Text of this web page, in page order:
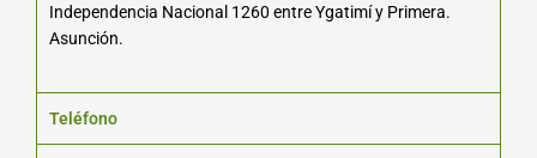
Independencia Nacional 1260 entre Ygatimí y Primera.
Asunción.
Teléfono